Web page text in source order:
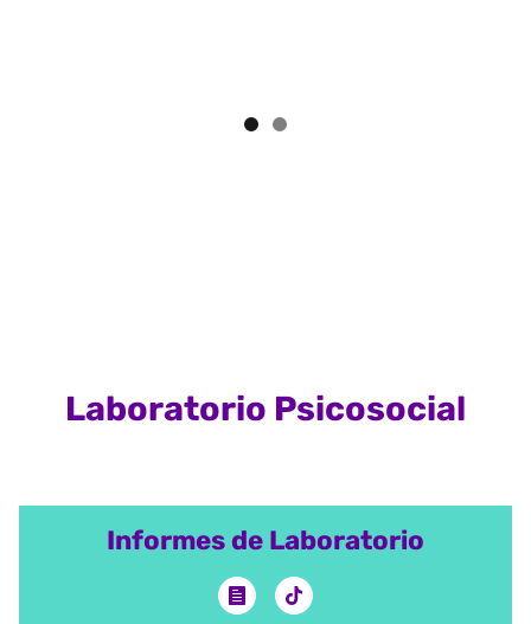
Laboratorio Psicosocial
Informes de Laboratorio